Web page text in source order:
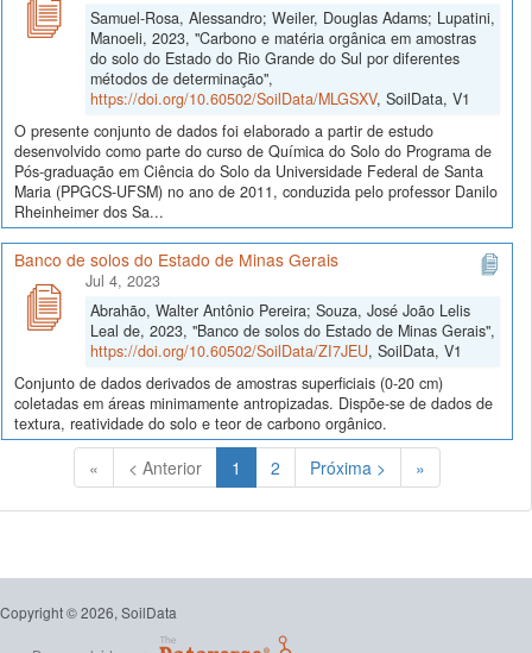
Samuel-Rosa, Alessandro; Weiler, Douglas Adams; Lupatini,
Manoeli, 2023, "Carbono e matéria orgânica em amostras
do solo do Estado do Rio Grande do Sul por diferentes
métodos de determinação",
https://doi.org/10.60502/SoilData/MLGSXV, SoilData, V1
O presente conjunto de dados foi elaborado a partir de estudo
desenvolvido como parte do curso de Química do Solo do Programa de
Pós-graduação em Ciência do Solo da Universidade Federal de Santa
Maria (PPGCS-UFSM) no ano de 2011, conduzida pelo professor Danilo
Rheinheimer dos Sa...
Banco de solos do Estado de Minas Gerais
Jul 4, 2023
Abrahão, Walter Antônio Pereira; Souza, José João Lelis
Leal de, 2023, "Banco de solos do Estado de Minas Gerais",
https://doi.org/10.60502/SoilData/ZI7JEU, SoilData, V1
Conjunto de dados derivados de amostras superficiais (0-20 cm)
coletadas em áreas minimamente antropizadas. Dispõe-se de dados de
textura, reatividade do solo e teor de carbono orgânico.
« < Anterior 1 (Atual)
2 Próxima > »
Copyright © 2026, SoilData